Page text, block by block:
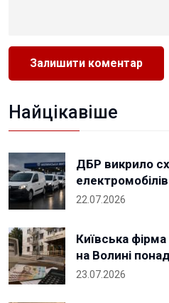
Найцікавіше
ДБР викрило
22.07.2026
Київська
на Волині
23.07.2026